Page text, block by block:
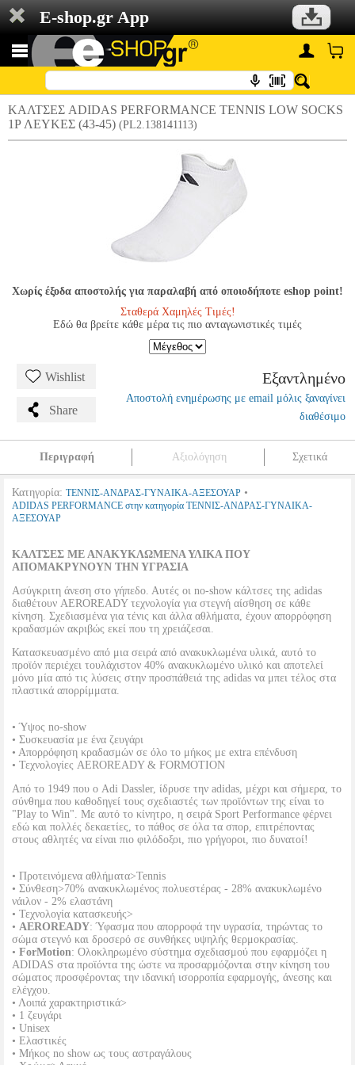
E-shop.gr App
ΚΑΛΤΣΕΣ ADIDAS PERFORMANCE TENNIS LOW SOCKS
1P ΛΕΥΚΕΣ (43-45) (PL2.138141113)
Χωρίς έξοδα αποστολής για παραλαβή από οποιοδήποτε eshop point!
Σταθερά Χαμηλές Τιμές!
Εδώ θα βρείτε κάθε μέρα τις πιο ανταγωνιστικές τιμές
Wishlist
Share
Εξαντλημένο
Αποστολή ενημέρωσης με email μόλις ξαναγίνει
διαθέσιμο
Περιγραφή Αξιολόγηση Σχετικά
Κατηγορία: ΤΕΝΝΙΣ-ΑΝΔΡΑΣ-ΓΥΝΑΙΚΑ-ΑΞΕΣΟΥΑΡ •
ADIDAS PERFORMANCE στην κατηγορία ΤΕΝΝΙΣ-ΑΝΔΡΑΣ-ΓΥΝΑΙΚΑ-
ΑΞΕΣΟΥΑΡ
ΚΑΛΤΣΕΣ ΜΕ ΑΝΑΚΥΚΛΩΜΕΝΑ ΥΛΙΚΑ ΠΟΥ
ΑΠΟΜΑΚΡΥΝΟΥΝ ΤΗΝ ΥΓΡΑΣΙΑ
Ασύγκριτη άνεση στο γήπεδο. Αυτές οι no-show κάλτσες της adidas
διαθέτουν AEROREADY τεχνολογία για στεγνή αίσθηση σε κάθε
κίνηση. Σχεδιασμένα για τένις και άλλα αθλήματα, έχουν απορρόφηση
κραδασμών ακριβώς εκεί που τη χρειάζεσαι.
Κατασκευασμένο από μια σειρά από ανακυκλωμένα υλικά, αυτό το
προϊόν περιέχει τουλάχιστον 40% ανακυκλωμένο υλικό και αποτελεί
μόνο μία από τις λύσεις στην προσπάθειά της adidas να μπει τέλος στα
πλαστικά απορρίμματα.
• Ύψος no-show
• Συσκευασία με ένα ζευγάρι
• Απορρόφηση κραδασμών σε όλο το μήκος με extra επένδυση
• Τεχνολογίες AEROREADY & FORMOTION
Από το 1949 που ο Adi Dassler, ίδρυσε την adidas, μέχρι και σήμερα, το
σύνθημα που καθοδηγεί τους σχεδιαστές των προϊόντων της είναι το
"Play to Win". Με αυτό το κίνητρο, η σειρά Sport Performance φέρνει
εδώ και πολλές δεκαετίες, το πάθος σε όλα τα σπορ, επιτρέποντας
στους αθλητές να είναι πιο φιλόδοξοι, πιο γρήγοροι, πιο δυνατοί!
• Προτεινόμενα αθλήματα>Tennis
• Σύνθεση>70% ανακυκλωμένος πολυεστέρας - 28% ανακυκλωμένο
νάιλον - 2% ελαστάνη
• Τεχνολογία κατασκευής>
• AEROREADY: Ύφασμα που απορροφά την υγρασία, τηρώντας το
σώμα στεγνό και δροσερό σε συνθήκες υψηλής θερμοκρασίας.
• ForMotion: Ολοκληρωμένο σύστημα σχεδιασμού που εφαρμόζει η
ADIDAS στα προϊόντα της ώστε να προσαρμόζονται στην κίνηση του
σώματος προσφέροντας την ιδανική ισορροπία εφαρμογής, άνεσης και
ελέγχου.
• Λοιπά χαρακτηριστικά>
• 1 ζευγάρι
• Unisex
• Ελαστικές
• Μήκος no show ως τους αστραγάλους